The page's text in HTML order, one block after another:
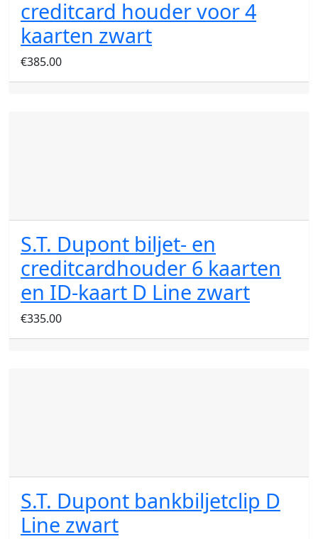
creditcard houder voor 4
kaarten zwart
€385.00
S.T. Dupont biljet- en
creditcardhouder 6 kaarten
en ID-kaart D Line zwart
€335.00
S.T. Dupont bankbiljetclip D
Line zwart